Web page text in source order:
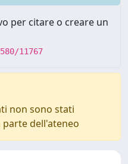
per citare o creare un
11767
non sono stati
dell'ateneo